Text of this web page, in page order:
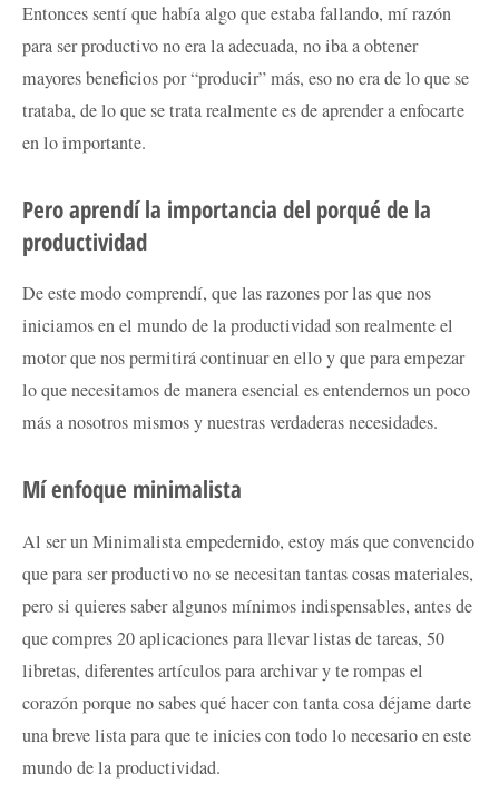
Entonces sentí que había algo que estaba fallando, mí razón
para ser productivo no era la adecuada, no iba a obtener
mayores beneficios por “producir” más, eso no era de lo que se
trataba, de lo que se trata realmente es de aprender a enfocarte
en lo importante.
Pero aprendí la importancia del porqué de la
productividad
De este modo comprendí, que las razones por las que nos
iniciamos en el mundo de la productividad son realmente el
motor que nos permitirá continuar en ello y que para empezar
lo que necesitamos de manera esencial es entendernos un poco
más a nosotros mismos y nuestras verdaderas necesidades.
Mí enfoque minimalista
Al ser un Minimalista empedernido, estoy más que convencido
que para ser productivo no se necesitan tantas cosas materiales,
pero si quieres saber algunos mínimos indispensables, antes de
que compres 20 aplicaciones para llevar listas de tareas, 50
libretas, diferentes artículos para archivar y te rompas el
corazón porque no sabes qué hacer con tanta cosa déjame darte
una breve lista para que te inicies con todo lo necesario en este
mundo de la productividad.